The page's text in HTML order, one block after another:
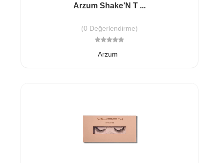
Arzum Shake’N T ...
(0 Değerlendirme)
Arzum